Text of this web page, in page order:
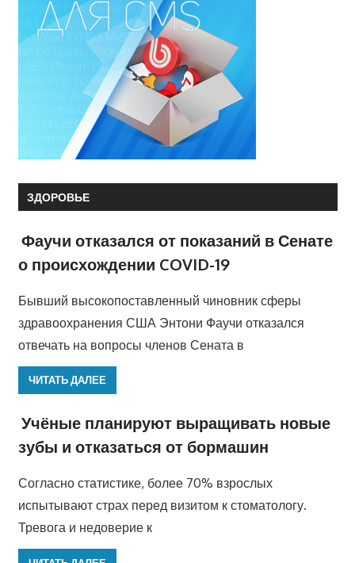
ЗДОРОВЬЕ
Фаучи отказался от показаний в Сенате
о происхождении COVID-19
Бывший высокопоставленный чиновник сферы
здравоохранения США Энтони Фаучи отказался
отвечать на вопросы членов Сената в
ЧИТАТЬ ДАЛЕЕ
Учёные планируют выращивать новые
зубы и отказаться от бормашин
Согласно статистике, более 70% взрослых
испытывают страх перед визитом к стоматологу.
Тревога и недоверие к